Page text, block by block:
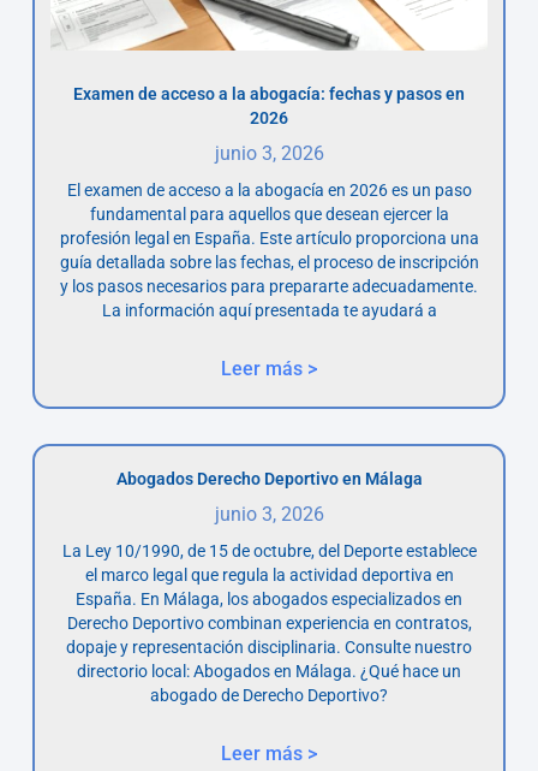
Examen de acceso a la abogacía: fechas y pasos en
2026
junio 3, 2026
El examen de acceso a la abogacía en 2026 es un paso
fundamental para aquellos que desean ejercer la
profesión legal en España. Este artículo proporciona una
guía detallada sobre las fechas, el proceso de inscripción
y los pasos necesarios para prepararte adecuadamente.
La información aquí presentada te ayudará a
Leer más >
Abogados Derecho Deportivo en Málaga
junio 3, 2026
La Ley 10/1990, de 15 de octubre, del Deporte establece
el marco legal que regula la actividad deportiva en
España. En Málaga, los abogados especializados en
Derecho Deportivo combinan experiencia en contratos,
dopaje y representación disciplinaria. Consulte nuestro
directorio local: Abogados en Málaga. ¿Qué hace un
abogado de Derecho Deportivo?
Leer más >